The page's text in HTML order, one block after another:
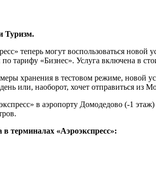
Туризм.
теперь могут воспользоваться
тарифу «Бизнес». Услуга включена в
хранения в тестовом режиме, новой
или, наоборот, хочет отправиться из
в аэропорту Домодедово (-1
терминалах «Аэроэкспресс»: